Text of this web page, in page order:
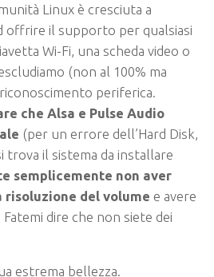
Linux è cresciuta a
offrire il supporto per qualsiasi
Wi-Fi, una scheda video o
(non al 100% ma
periferica.
che Alsa e Pulse Audio
(per un errore dell’Hard Disk,
trova il sistema da installare
semplicemente non aver
risoluzione del volume e avere
Fatemi dire che non siete dei
estrema bellezza.